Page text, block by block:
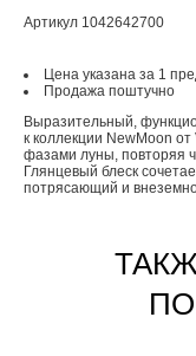
Артикул 1042642700
Цена указана за 1
Продажа поштучно
Выразительный,
к коллекции NewMoon
фазами луны, повторяя
Глянцевый блеск
потрясающий и